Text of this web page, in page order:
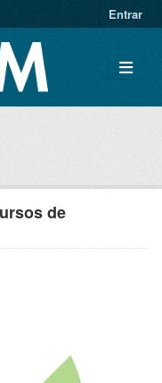
Entrar
de